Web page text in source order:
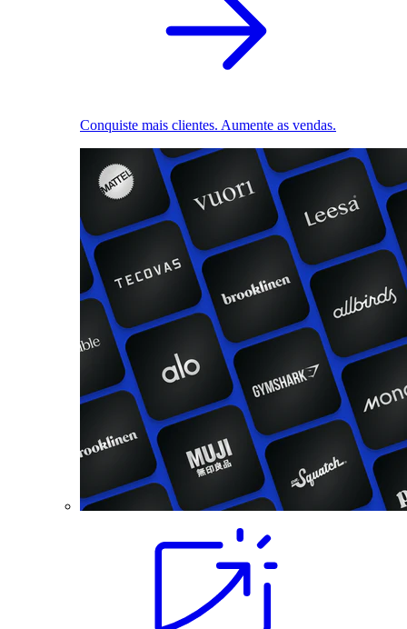
Conquiste mais clientes. Aumente as vendas.